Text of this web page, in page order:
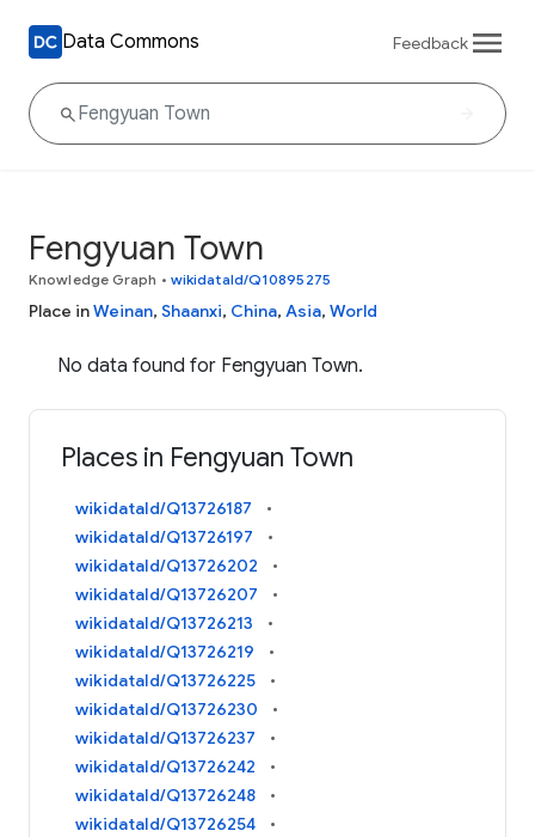
Data Commons Feedback
Fengyuan Town
Knowledge Graph • wikidataId/Q10895275
Place inWeinan, Shaanxi, China, Asia, World
No data found for Fengyuan Town.
Places in Fengyuan Town
wikidataId/Q13726187
wikidataId/Q13726197
wikidataId/Q13726202
wikidataId/Q13726207
wikidataId/Q13726213
wikidataId/Q13726219
wikidataId/Q13726225
wikidataId/Q13726230
wikidataId/Q13726237
wikidataId/Q13726242
wikidataId/Q13726248
wikidataId/Q13726254